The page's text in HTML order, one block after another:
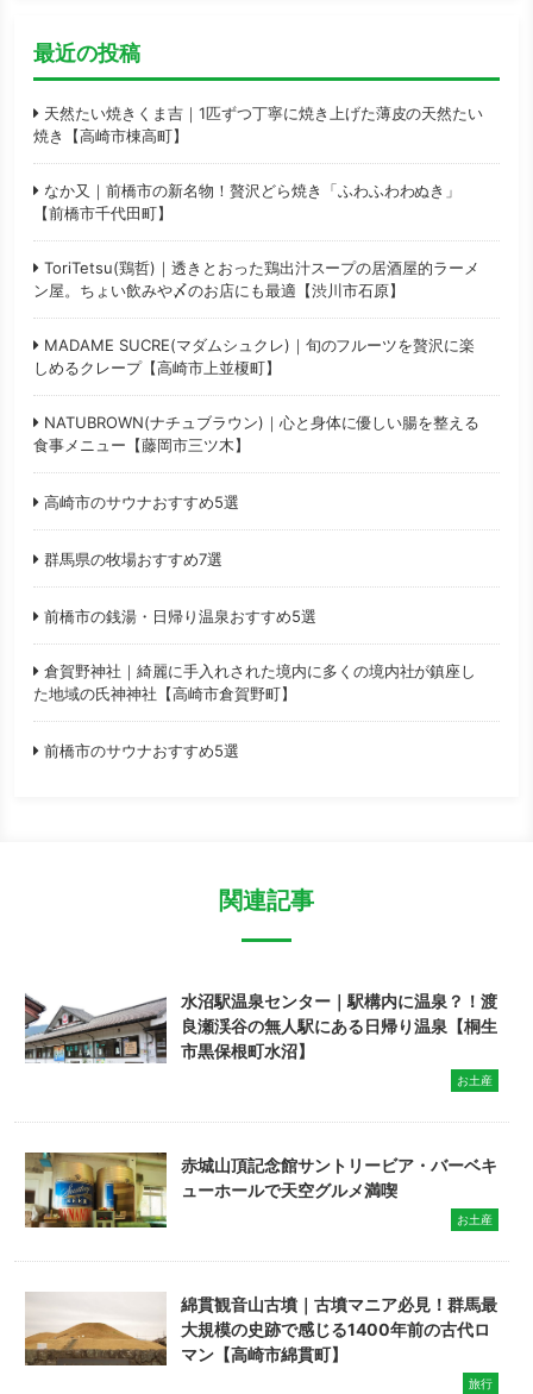
最近の投稿
天然たい焼きくま吉｜1匹ずつ丁寧に焼き上げた薄皮の天然たい
焼き【高崎市棟高町】
なか又｜前橋市の新名物！贅沢どら焼き「ふわふわわぬき」
【前橋市千代田町】
ToriTetsu(鶏哲)｜透きとおった鶏出汁スープの居酒屋的ラーメ
ン屋。ちょい飲みや〆のお店にも最適【渋川市石原】
MADAME SUCRE(マダムシュクレ)｜旬のフルーツを贅沢に楽
しめるクレープ【高崎市上並榎町】
NATUBROWN(ナチュブラウン)｜心と身体に優しい腸を整える
食事メニュー【藤岡市三ツ木】
高崎市のサウナおすすめ5選
群馬県の牧場おすすめ7選
前橋市の銭湯・日帰り温泉おすすめ5選
倉賀野神社｜綺麗に手入れされた境内に多くの境内社が鎮座し
た地域の氏神神社【高崎市倉賀野町】
前橋市のサウナおすすめ5選
関連記事
水沼駅温泉センター｜駅構内に温泉？！渡
良瀬渓谷の無人駅にある日帰り温泉【桐生
市黒保根町水沼】
お土産
赤城山頂記念館サントリービア・バーベキ
ューホールで天空グルメ満喫
お土産
綿貫観音山古墳｜古墳マニア必見！群馬最
大規模の史跡で感じる1400年前の古代ロ
マン【高崎市綿貫町】
旅行